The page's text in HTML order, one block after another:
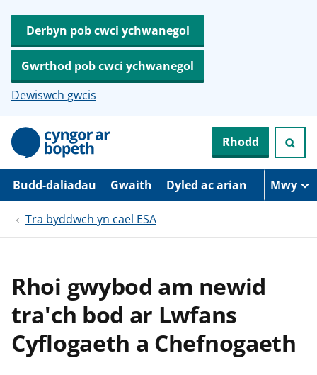
Derbyn pob cwci ychwanegol
Gwrthod pob cwci ychwanegol
Dewiswch gwcis
N
d
r
w
Rhodd
Budd-daliadau Gwaith Dyled ac arian Mwy
Tra byddwch yn cael ESA
Rhoi gwybod am newid
tra'ch bod ar Lwfans
Cyflogaeth a Chefnogaeth